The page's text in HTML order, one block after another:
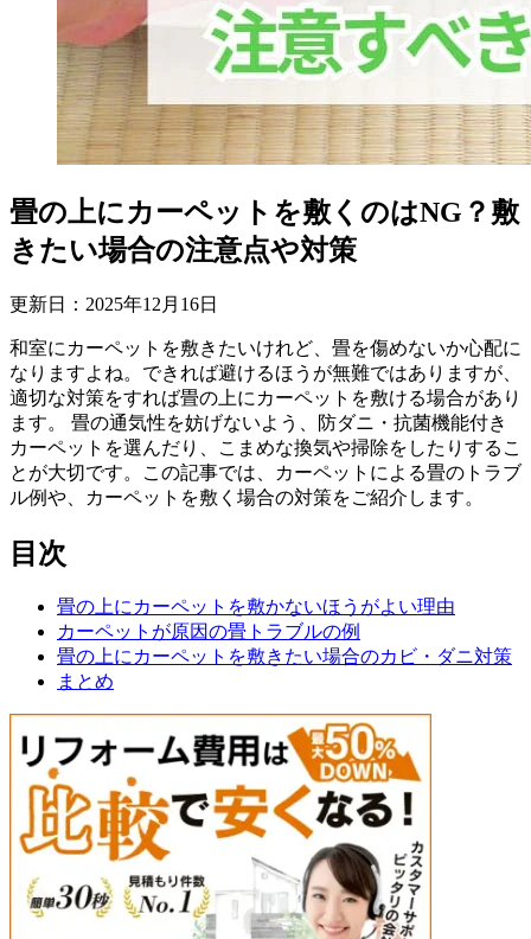
畳の上にカーペットを敷くのはNG？敷
きたい場合の注意点や対策
更新日： 2025年12 月 16日
和室にカーペットを敷きたいけれど、畳を傷めないか心配に
なりますよね。できれば避けるほうが無難ではありますが、
適切な対策をすれば畳の上にカーペットを敷ける場合があり
ます。 畳の通気性を妨げないよう、防ダニ・抗菌機能付き
カーペットを選んだり、こまめな換気や掃除をしたりするこ
とが大切です。この記事では、カーペットによる畳のトラブ
ル例や、カーペットを敷く場合の対策をご紹介します。
目次
畳の上にカーペットを敷かないほうがよい理由
カーペットが原因の畳トラブルの例
畳の上にカーペットを敷きたい場合のカビ・ダニ対策
まとめ